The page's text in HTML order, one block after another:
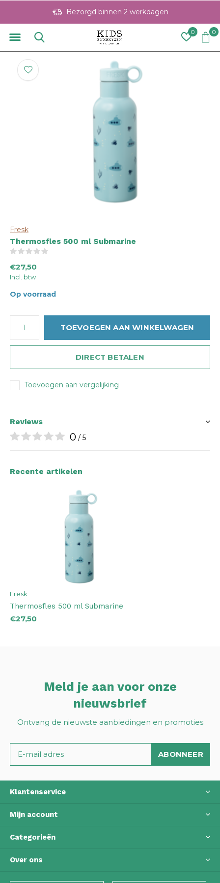
0 0
Bezorgd binnen 2 werkdagen
Fresk
Thermosfles 500 ml Submarine
€27,50
Incl. btw
Op voorraad
TOEVOEGEN AAN WINKELWAGEN
DIRECT BETALEN
Toevoegen aan vergelijking
Reviews
0 / 5
Recente artikelen
Fresk
Thermosfles 500 ml Submarine
€27,50
Meld je aan voor onze
nieuwsbrief
Ontvang de nieuwste aanbiedingen en promoties
ABONNEER
Klantenservice
Mijn account
Categorieën
Over ons